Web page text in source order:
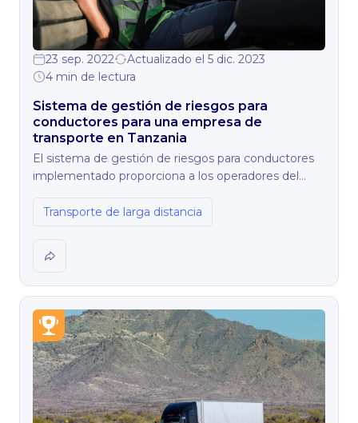
23 sep. 2022
Actualizado el 5 dic. 2023
4 min de lectura
Sistema de gestión de riesgos para
conductores para una empresa de
transporte en Tanzania
El sistema de gestión de riesgos para conductores
implementado proporciona a los operadores del
comportamiento de los conductores y los
Esto, a su vez, lleva a la reducción significativa de los
Transporte de larga distancia